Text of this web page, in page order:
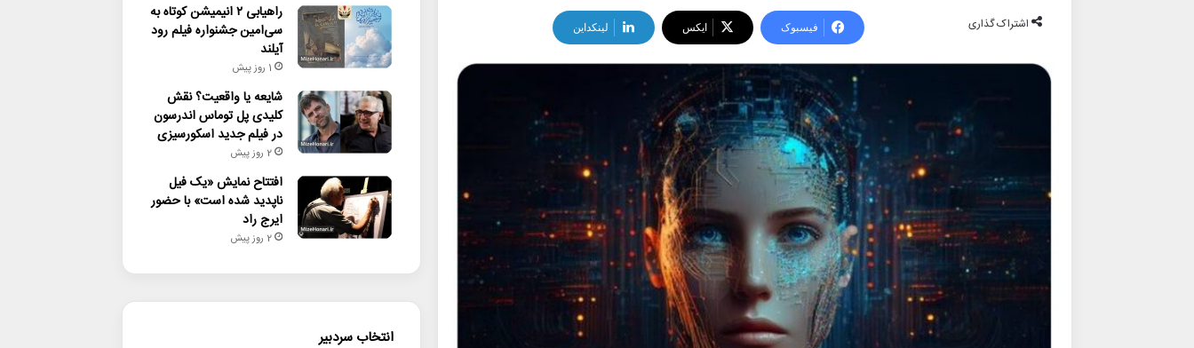
اشتراک گذاری فیسبوک ایکس لینکداین
راهیابی ۲ انیمیشن کوتاه به
سی‌امین جشنواره فیلم رود
آیلند
1 روز پیش
شایعه یا واقعیت؟ نقش
کلیدی پل توماس اندرسون
در فیلم جدید اسکورسیزی
2 روز پیش
افتتاح نمایش «یک فیل
ناپدید شده است» با حضور
ایرج راد
2 روز پیش
انتخاب سردبیر